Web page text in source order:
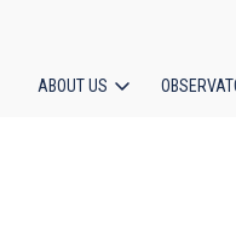
ABOUT US